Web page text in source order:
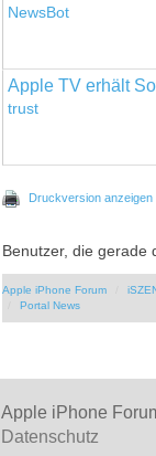
NewsBot
Apple TV erhält
trust
Druckversion anzeigen
Benutzer, die gerade
Apple iPhone Forum
Portal News
Apple iPhone
Datenschutz